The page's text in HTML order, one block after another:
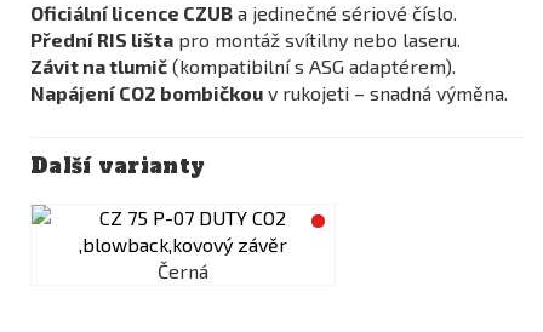
Oficiální licence CZUB a jedinečné sériové číslo.
Přední RIS lišta pro montáž svítilny nebo laseru.
Závit na tlumič (kompatibilní s ASG adaptérem).
Napájení CO2 bombičkou v rukojeti – snadná výměna.
Další varianty
Černá